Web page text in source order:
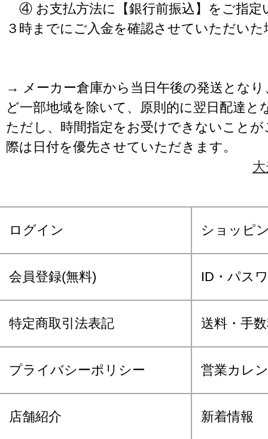
④ お支払方法に【銀行前振込】をご指定
３時までにご入金を確認させていただいた
→ メーカー倉庫から当日午後の発送となり
ど一部地域を除いて、原則的に翌日配達と
ただし、時間指定をお受けできないこと
際は日付を優先させていただきます。
ログイン ショッピ
会員登録(無料) ID・パス
特定商取引法表記 送料・手
プライバシーポリシー 営業カレ
店舗紹介 新着情報